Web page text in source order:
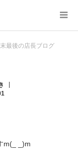
最後の店長ブログ
m(_ _)m